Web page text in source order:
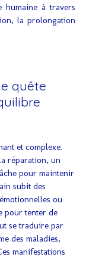
humaine à travers
la prolongation
quête
et complexe.
réparation, un
pour maintenir
subit des
ou
pour tenter de
se traduire par
des maladies,
manifestations